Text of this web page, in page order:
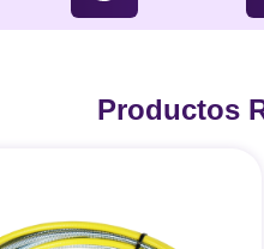
Productos